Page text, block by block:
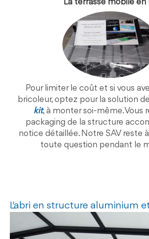
La terrasse mobile en
Pour limiter le coût et si vous
bricoleur, optez pour la solution
kit, à monter soi-même. Vous
packaging de la structure
notice détaillée. Notre SAV reste
toute question pendant le
L'abri en structure aluminium